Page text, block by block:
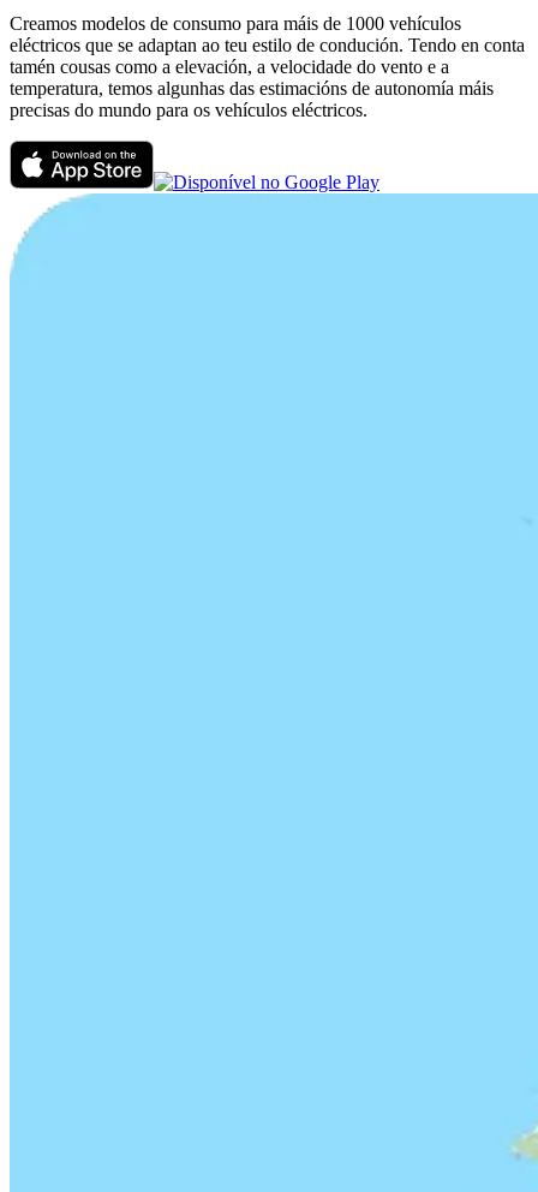
Creamos modelos de consumo para máis de 1000 vehículos
eléctricos que se adaptan ao teu estilo de condución. Tendo en conta
tamén cousas como a elevación, a velocidade do vento e a
temperatura, temos algunhas das estimacións de autonomía máis
precisas do mundo para os vehículos eléctricos.